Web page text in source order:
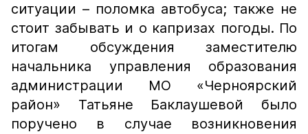
ситуации – поломка автобуса; также не
стоит забывать и о капризах погоды. По
итогам обсуждения заместителю
начальника управления образования
администрации МО «Черноярский
район» Татьяне Баклаушевой было
поручено в случае возникновения